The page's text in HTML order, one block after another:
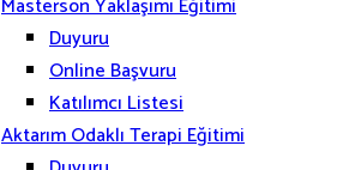
Masterson Yaklaşımı Eğitimi
Duyuru
Online Başvuru
Katılımcı Listesi
Aktarım Odaklı Terapi Eğitimi